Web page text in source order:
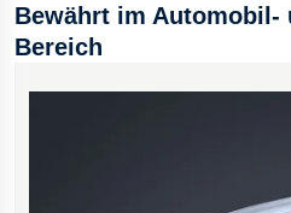
Bewährt im Automobil-
Bereich